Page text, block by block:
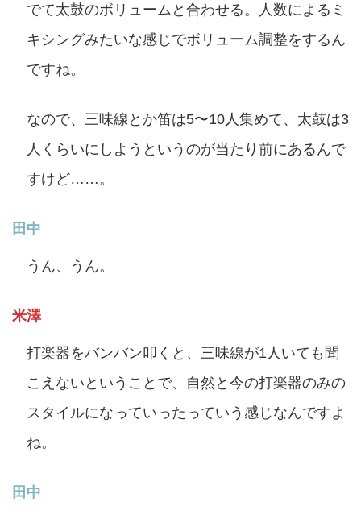
でて太鼓のボリュームと合わせる。人数によるミ
キシングみたいな感じでボリューム調整をするん
ですね。
なので、三味線とか笛は5〜10人集めて、太鼓は3
人くらいにしようというのが当たり前にあるんで
すけど……。
田中
うん、うん。
米澤
打楽器をバンバン叩くと、三味線が1人いても聞
こえないということで、自然と今の打楽器のみの
スタイルになっていったっていう感じなんですよ
ね。
田中